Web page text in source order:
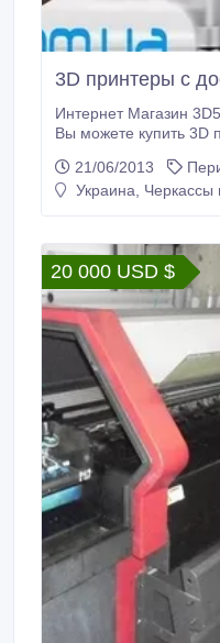
3D принтеры с
Интернет Магазин
Вы можете купить 3D
Replicator до
Расходные и
21/06/2013
Украина, Черкассы
20 000 USD $